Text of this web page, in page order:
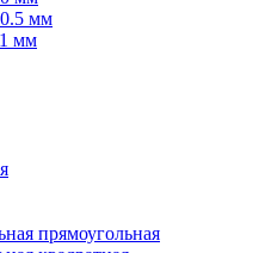
мм
мм
прямоугольная